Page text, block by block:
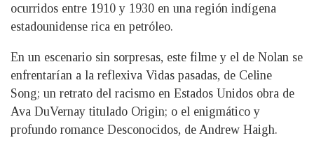
ocurridos entre 1910 y 1930 en una región indígena
estadounidense rica en petróleo.
En un escenario sin sorpresas, este filme y el de Nolan se
enfrentarían a la reflexiva Vidas pasadas, de Celine
Song; un retrato del racismo en Estados Unidos obra de
Ava DuVernay titulado Origin; o el enigmático y
profundo romance Desconocidos, de Andrew Haigh.